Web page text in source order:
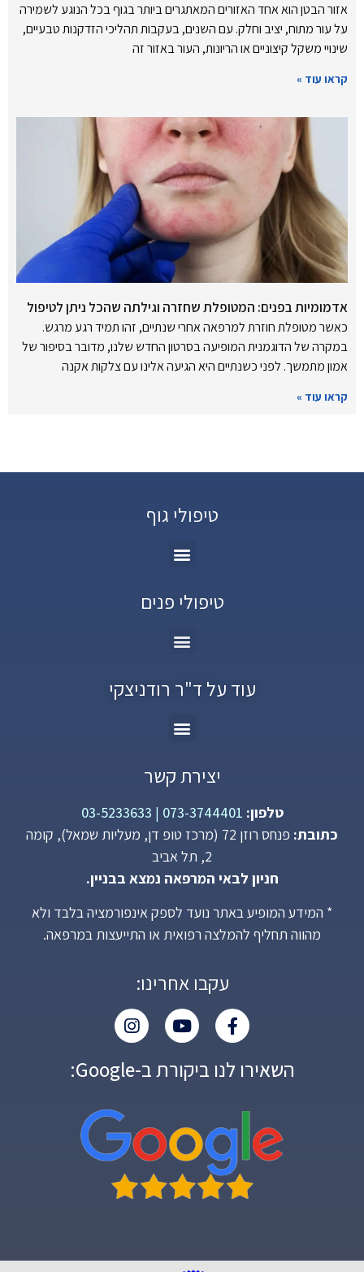
אזור הבטן הוא אחד האזורים המאתגרים ביותר בגוף בכל הנוגע לשמירה
על עור מתוח, יציב וחלק. עם השנים, בעקבות תהליכי הזדקנות טבעיים,
שינויי משקל קיצוניים או הריונות, העור באזור זה
קראו עוד »
אדמומיות בפנים: המטופלת שחזרה וגילתה שהכל ניתן לטיפול
כאשר מטופלת חוזרת למרפאה אחרי שנתיים, זהו תמיד רגע מרגש.
במקרה של הדוגמנית המופיעה בסרטון החדש שלנו, מדובר בסיפור של
אמון מתמשך. לפני כשנתיים היא הגיעה אלינו עם צלקות אקנה
קראו עוד »
טיפולי גוף
טיפולי פנים
עוד על ד"ר רודניצקי
יצירת קשר
טלפון: 073-3744401
|
03-5233633
כתובת:
פנחס רוזן 72 (מרכז טופ דן, מעליות שמאל), קומה
2, תל אביב
חניון לבאי המרפאה נמצא בבניין.
* המידע המופיע באתר נועד לספק אינפורמציה בלבד ולא
מהווה תחליף להמלצה רפואית או התייעצות במרפאה.
עקבו אחרינו:
השאירו לנו ביקורת ב-Google: